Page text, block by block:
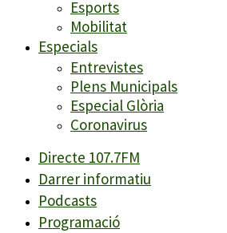
Esports
Mobilitat
Especials
Entrevistes
Plens Municipals
Especial Glòria
Coronavirus
Directe 107.7FM
Darrer informatiu
Podcasts
Programació